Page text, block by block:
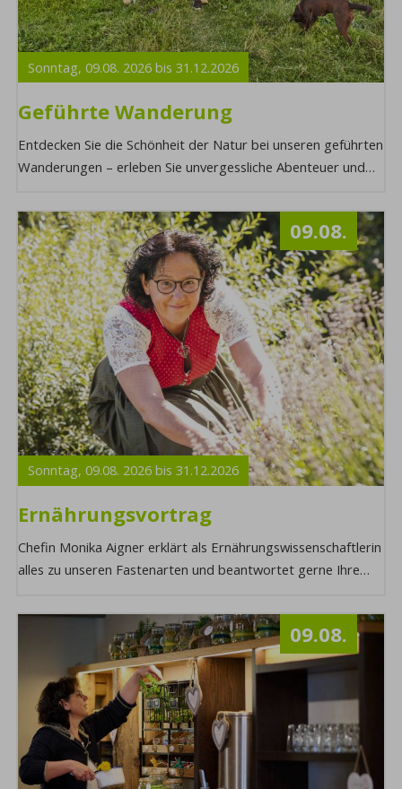
Sonntag,09.08. 2026 bis31.12.2026
Geführte Wanderung
Entdecken Sie die Schönheit der Natur bei unseren geführten
Wanderungen – erleben Sie unvergessliche Abenteuer und
Sonntag,09.08. 2026 bis31.12.2026
09.08.
Ernährungsvortrag
Chefin Monika Aigner erklärt als Ernährungswissenschaftlerin
alles zu unseren Fastenarten und beantwortet gerne Ihre
09.08.